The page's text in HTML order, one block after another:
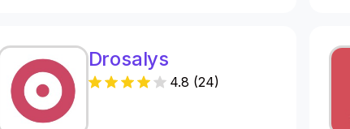
Drosalys
4.8 (24)